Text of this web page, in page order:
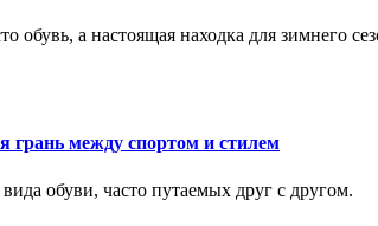
обувь, а настоящая находка для зимнего
грань между спортом и стилем
обуви, часто путаемых друг с другом.